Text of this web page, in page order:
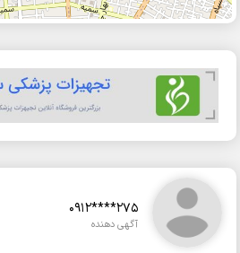
0912****275
آگهی دهنده